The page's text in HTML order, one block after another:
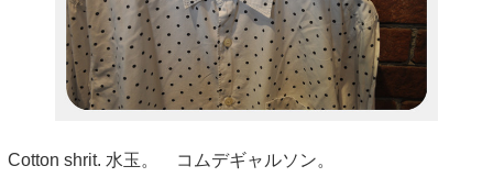
Cotton shrit. 水玉。 コムデギャルソン。